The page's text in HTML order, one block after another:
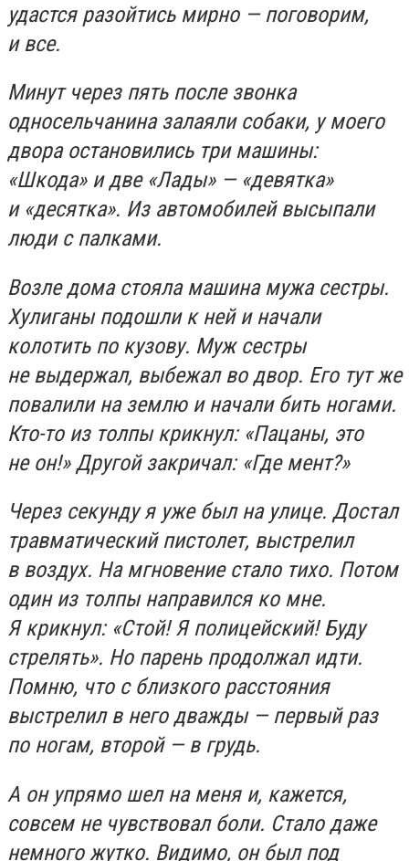
удастся разойтись мирно — поговорим,
и все.
Минут через пять после звонка
односельчанина залаяли собаки, у моего
двора остановились три машины:
«Шкода» и две «Лады» — «девятка»
и «десятка». Из автомобилей высыпали
люди с палками.
Возле дома стояла машина мужа сестры.
Хулиганы подошли к ней и начали
колотить по кузову. Муж сестры
не выдержал, выбежал во двор. Его тут же
повалили на землю и начали бить ногами.
Кто-то из толпы крикнул: «Пацаны, это
не он!» Другой закричал: «Где мент?»
Через секунду я уже был на улице. Достал
травматический пистолет, выстрелил
в воздух. На мгновение стало тихо. Потом
один из толпы направился ко мне.
Я крикнул: «Стой! Я полицейский! Буду
стрелять». Но парень продолжал идти.
Помню, что с близкого расстояния
выстрелил в него дважды — первый раз
по ногам, второй — в грудь.
А он упрямо шел на меня и, кажется,
совсем не чувствовал боли. Стало даже
немного жутко. Видимо, он был под